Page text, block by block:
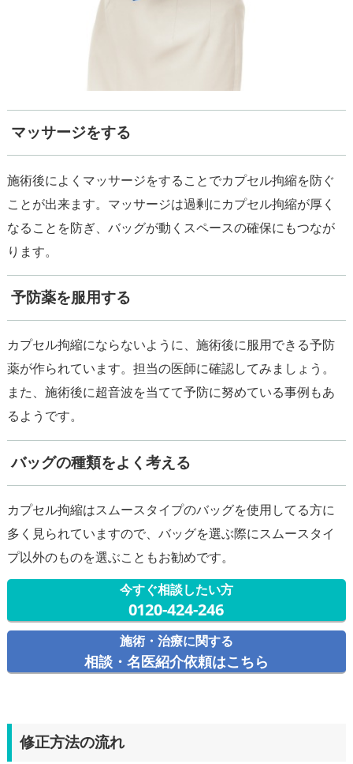
マッサージをする
施術後によくマッサージをすることでカプセル拘縮を防ぐ
ことが出来ます。マッサージは過剰にカプセル拘縮が厚く
なることを防ぎ、バッグが動くスペースの確保にもつなが
ります。
予防薬を服用する
カプセル拘縮にならないように、施術後に服用できる予防
薬が作られています。担当の医師に確認してみましょう。
また、施術後に超音波を当てて予防に努めている事例もあ
るようです。
バッグの種類をよく考える
カプセル拘縮はスムースタイプのバッグを使用してる方に
多く見られていますので、バッグを選ぶ際にスムースタイ
今すぐ相談したい方
0120-424-246
施術・治療に関する
相談・名医紹介依頼はこちら
修正方法の流れ